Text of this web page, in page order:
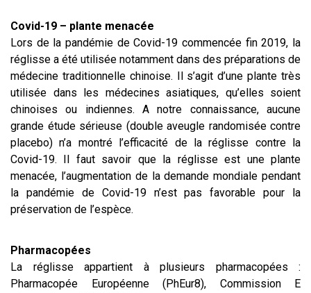
Covid-19 – plante menacée
Lors de la pandémie de Covid-19 commencée fin 2019, la
réglisse a été utilisée notamment dans des préparations de
médecine traditionnelle chinoise. Il s’agit d’une plante très
utilisée dans les médecines asiatiques, qu’elles soient
chinoises ou indiennes. A notre connaissance, aucune
grande étude sérieuse (double aveugle randomisée contre
placebo) n’a montré l’efficacité de la réglisse contre la
Covid-19. Il faut savoir que la réglisse est une plante
menacée, l’augmentation de la demande mondiale pendant
la pandémie de Covid-19 n’est pas favorable pour la
préservation de l’espèce.
Pharmacopées
La réglisse appartient à plusieurs pharmacopées :
Pharmacopée Européenne (PhEur8), Commission E